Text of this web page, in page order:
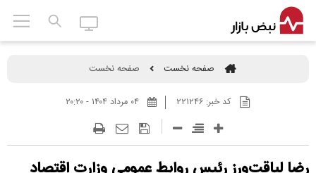
صفحه نخست صفحه نخست
کد خبر:۲۲۱۲۴۶ ۰۴ مرداد ۱۴۰۴ - ۲۰:۲۰